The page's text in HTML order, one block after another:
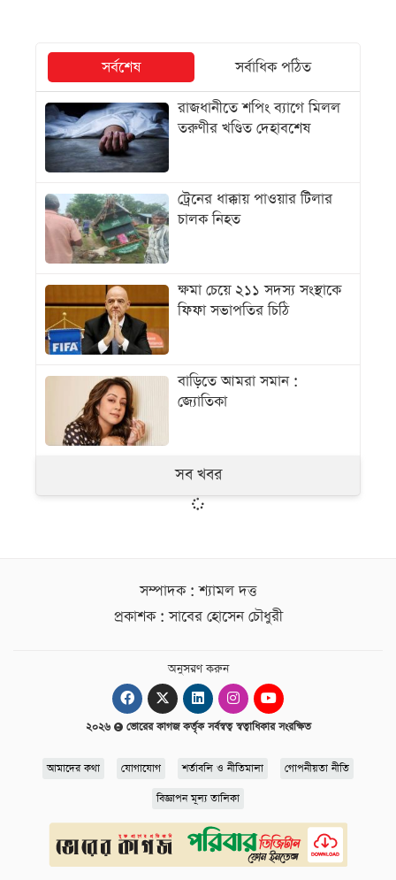
সর্বশেষ
সর্বাধিক পঠিত
রাজধানীতে শপিং ব্যাগে মিলল
তরুণীর খণ্ডিত দেহাবশেষ
ট্রেনের ধাক্কায় পাওয়ার টিলার
চালক নিহত
ক্ষমা চেয়ে ২১১ সদস্য সংস্থাকে
ফিফা সভাপতির চিঠি
বাড়িতে আমরা সমান :
জ্যোতিকা
সব খবর
সম্পাদক : শ্যামল দত্ত
প্রকাশক : সাবের হোসেন চৌধুরী
অনুসরণ করুন
২০২৬ ভোরের কাগজ কর্তৃক সর্বস্বত্ব স্বত্বাধিকার সংরক্ষিত
আমাদের কথা যোগাযোগ শর্তাবলি ও নীতিমালা গোপনীয়তা নীতি
বিজ্ঞাপন মূল্য তালিকা